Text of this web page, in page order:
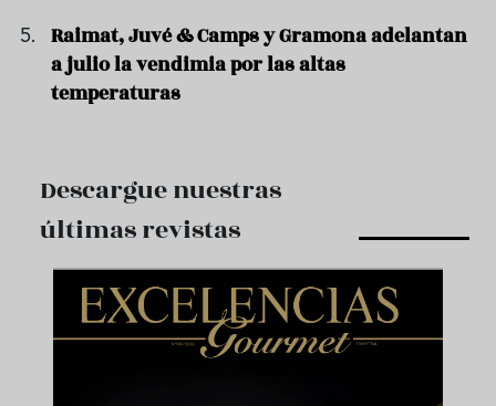
Raimat, Juvé & Camps y Gramona adelantan
a julio la vendimia por las altas
temperaturas
Descargue nuestras
últimas revistas